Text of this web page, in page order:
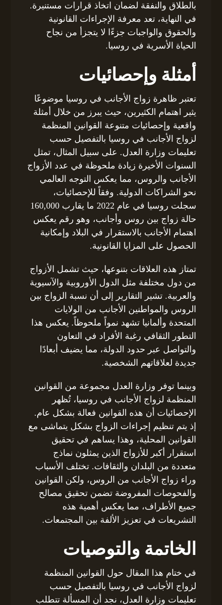
بالطلاق والنفقة لضمان اتخاذ قرارات مستنيرة.
في النهاية، تعد معرفة الإجراءات القانونية
والحقوق والواجبات جزءًا لا يتجزأ من نجاح
الحياة الأسرية في روسيا.
أمثلة وإحصائيات
تعتبر ظاهرة زواج الأجانب في روسيا موضوعًا
يثير اهتمام الكثيرين، حيث يبرز من خلال أمثلة
واقعية وإحصائيات متنوعة القوانين المنظمة
لزواج الأجانب في روسيا بالتفصيل حسب
تعليمات وزارة العدل. على سبيل المثال، تمثل
السنوات الأخيرة زيادة ملحوظة في عدد الأزواج
الأجانب والروس، مما يعكس التوجه العالمي
نحو الشراكات الدولية. وفقاً للإحصائيات،
سجلت روسيا في عام 2022 ما يقارب 160,000
حالة زواج بين روس وأجانب، وهو رقم يعكس
اهتمام الأجانب بالاستقرار في البلاد وإمكانية
الحصول على المزايا القانونية.
تمتاز هذه العلاقات بتنوعها، حيث تشمل الأزواج
من دول مختلفة مثل الدول الأوروبية والآسيوية
والعربية. تشير التقارير إلى أن نسبة الزواج بين
الروس والمواطنين الأجانب من الولايات
المتحدة وألمانيا تشهد نمواً ملحوظاً. يعكس هذا
التطور الثقافي رغبة الأفراد في التعاون
والتواصل عبر حدود الدولة، مما يضيف أبعادًا
جديدة لعلاقاتهم الشخصية.
وبينما توفر وزارة العدل مجموعة من القوانين
المنظمة لزواج الأجانب في روسيا، تُظهر
الإحصائيات أن هذه القوانين فعالة بشكل عام.
إذ يتم تنظيم إجراءات الزواج بشكل يتماشى مع
القوانين المحلية، وهذا يساهم في تحقيق
استقرار أكبر للأزواج الذين يمثلون نماذج
متعددة من البلدان والثقافات. تختلف الأسباب
وراء زواج الأجانب من الروس، ولكن القوانين
والفحوصات المفروضة تضمن تحقيق مصالح
جميع الأطراف، مما يعكس أهمية هذه
التشريعات في تعزيز الألفة بين المجتمعات.
الخاتمة والتوصيات
في ختام هذا المقال حول القوانين المنظمة
لزواج الأجانب في روسيا بالتفصيل حسب
تعليمات وزارة العدل، نجد أن المسألة تتطلب